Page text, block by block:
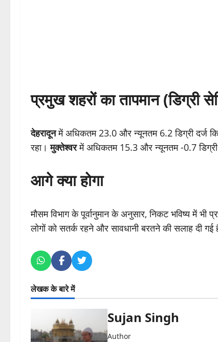
प्रमुख शहरों का तापमान (डिग्री
देहरादूनमें अधिकतम 23.0 और न्यूनतम 6.2 डिग्री दर्ज
रहा।मुक्तेश्वरमें अधिकतम 15.3 और न्यूनतम -0.7
आगे क्या होगा
मौसम विभाग के पूर्वानुमान के अनुसार, निकट भविष्य में
लोगों को सतर्क रहने और सावधानी बरतने की सलाह दी गई
लेखक के बारे में
Sujan Singh
Author